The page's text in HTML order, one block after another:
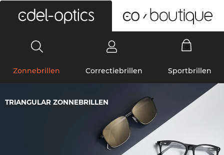
Zonnebrillen Correctiebrillen Sportbrillen
TRIANGULAR ZONNEBRILLEN